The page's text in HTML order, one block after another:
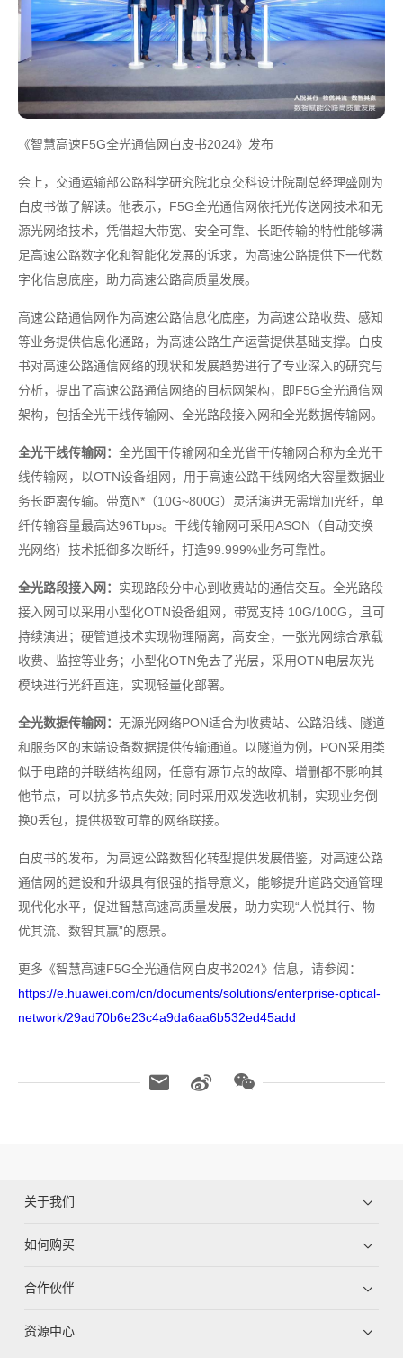
《智慧高速F5G全光通信网白皮书2024》发布
会上，交通运输部公路科学研究院北京交科设计院副总经理盛刚为
白皮书做了解读。他表示，F5G全光通信网依托光传送网技术和无
源光网络技术，凭借超大带宽、安全可靠、长距传输的特性能够满
足高速公路数字化和智能化发展的诉求，为高速公路提供下一代数
字化信息底座，助力高速公路高质量发展。
高速公路通信网作为高速公路信息化底座，为高速公路收费、感知
等业务提供信息化通路，为高速公路生产运营提供基础支撑。白皮
书对高速公路通信网络的现状和发展趋势进行了专业深入的研究与
分析，提出了高速公路通信网络的目标网架构，即F5G全光通信网
架构，包括全光干线传输网、全光路段接入网和全光数据传输网。
全光干线传输网： 全光国干传输网和全光省干传输网合称为全光干
线传输网，以OTN设备组网，用于高速公路干线网络大容量数据业
务长距离传输。带宽N*（10G~800G）灵活演进无需增加光纤，单
纤传输容量最高达96Tbps。干线传输网可采用ASON（自动交换
光网络）技术抵御多次断纤，打造99.999%业务可靠性。
全光路段接入网： 实现路段分中心到收费站的通信交互。全光路段
接入网可以采用小型化OTN设备组网，带宽支持 10G/100G，且可
持续演进；硬管道技术实现物理隔离，高安全，一张光网综合承载
收费、监控等业务；小型化OTN免去了光层，采用OTN电层灰光
模块进行光纤直连，实现轻量化部署。
全光数据传输网： 无源光网络PON适合为收费站、公路沿线、隧道
和服务区的末端设备数据提供传输通道。以隧道为例，PON采用类
似于电路的并联结构组网，任意有源节点的故障、增删都不影响其
他节点，可以抗多节点失效; 同时采用双发选收机制，实现业务倒
换0丢包，提供极致可靠的网络联接。
白皮书的发布，为高速公路数智化转型提供发展借鉴，对高速公路
通信网的建设和升级具有很强的指导意义，能够提升道路交通管理
现代化水平，促进智慧高速高质量发展，助力实现“人悦其行、物
优其流、数智其赢”的愿景。
更多《智慧高速F5G全光通信网白皮书2024》信息，请参阅：
https://e.huawei.com/cn/documents/solutions/enterprise-optical-
network/29ad70b6e23c4a9da6aa6b532ed45add
关于我们
如何购买
合作伙伴
资源中心